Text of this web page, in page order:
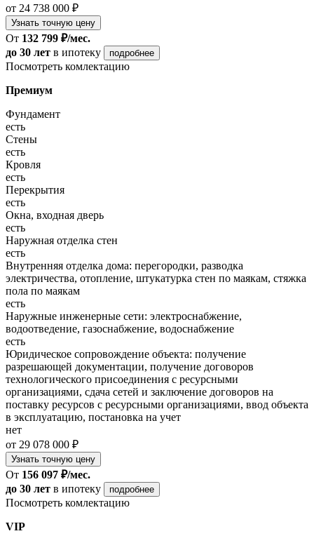
от 24 738 000 ₽
Узнать точную цену
От 132 799 ₽/мес.
до 30 лет в ипотеку подробнее
Посмотреть комлектацию
Премиум
Фундамент
есть
Стены
есть
Кровля
есть
Перекрытия
есть
Окна, входная дверь
есть
Наружная отделка стен
есть
Внутренняя отделка дома: перегородки, разводка
электричества, отопление, штукатурка стен по маякам, стяжка
пола по маякам
есть
Наружные инженерные сети: электроснабжение,
водоотведение, газоснабжение, водоснабжение
есть
Юридическое сопровождение объекта: получение
разрешающей документации, получение договоров
технологического присоединения с ресурсными
организациями, сдача сетей и заключение договоров на
поставку ресурсов с ресурсными организациями, ввод объекта
в эксплуатацию, постановка на учет
нет
от 29 078 000 ₽
Узнать точную цену
От 156 097 ₽/мес.
до 30 лет в ипотеку подробнее
Посмотреть комлектацию
VIP